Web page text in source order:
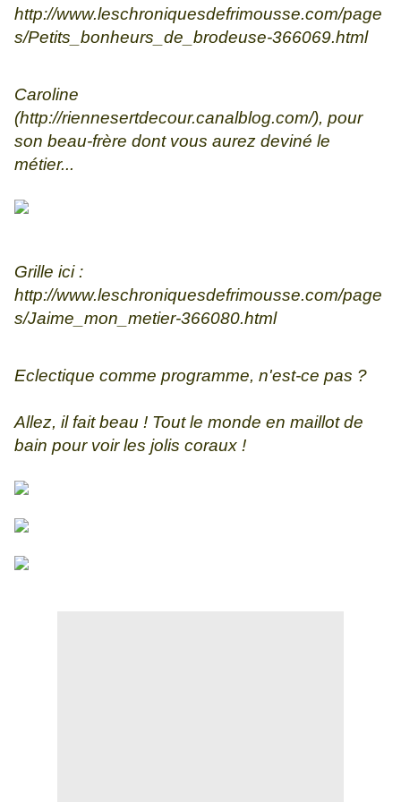
http://www.leschroniquesdefrimousse.com/page
s/Petits_bonheurs_de_brodeuse-366069.html
Caroline
(http://riennesertdecour.canalblog.com/), pour
son beau-frère dont vous aurez deviné le
métier...
Grille ici :
http://www.leschroniquesdefrimousse.com/page
s/Jaime_mon_metier-366080.html
Eclectique comme programme, n'est-ce pas ?
Allez, il fait beau ! Tout le monde en maillot de
bain pour voir les jolis coraux !